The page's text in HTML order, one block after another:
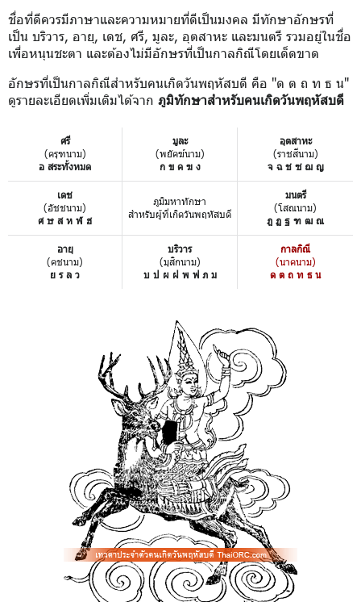
ชื่อที่ดีควรมีภาษาและความหมายที่ดีเป็นมงคล มีทักษาอักษรที่
เป็น บริวาร, อายุ, เดช, ศรี, มูละ, อุตสาหะ และมนตรี รวมอยู่ในชื่อ
เพื่อหนุนชะตา และต้องไม่มีอักษรที่เป็นกาลกิณีโดยเด็ดขาด
อักษรที่เป็นกาลกิณีสำหรับคนเกิดวันพฤหัสบดี คือ "ด ต ถ ท ธ น"
ดูรายละเอียดเพิ่มเติมได้จาก ภูมิทักษาสำหรับคนเกิดวันพฤหัสบดี
ศรี
(ครุฑนาม)
อ สระทั้งหมด
มูละ
(พยัคฆ์นาม)
ก ข ค ฆ ง
อุตสาหะ
(ราชสีนาม)
จ ฉ ช ซ ฌ ญ
เดช
(อัชชนาม)
ศ ษ ส ห ฬ ฮ
ภูมิมหาทักษา
สำหรับผู้ที่เกิดวันพฤหัสบดี
มนตรี
(โสณนาม)
ฎ ฏ ฐ ฑ ฒ ณ
อายุ
(คชนาม)
ย ร ล ว
บริวาร
(มุสิกนาม)
บ ป ผ ฝ พ ฟ ภ ม
กาลกิณี
(นาคนาม)
ด ต ถ ท ธ น